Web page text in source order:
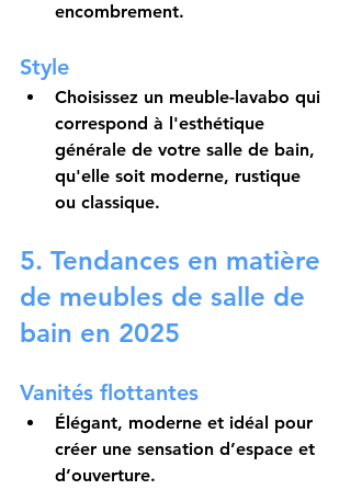
encombrement.
Style
Choisissez un meuble-lavabo qui
correspond à l'esthétique
générale de votre salle de bain,
qu'elle soit moderne, rustique
ou classique.
5. Tendances en matière
de meubles de salle de
bain en 2025
Vanités flottantes
Élégant, moderne et idéal pour
créer une sensation d’espace et
d’ouverture.